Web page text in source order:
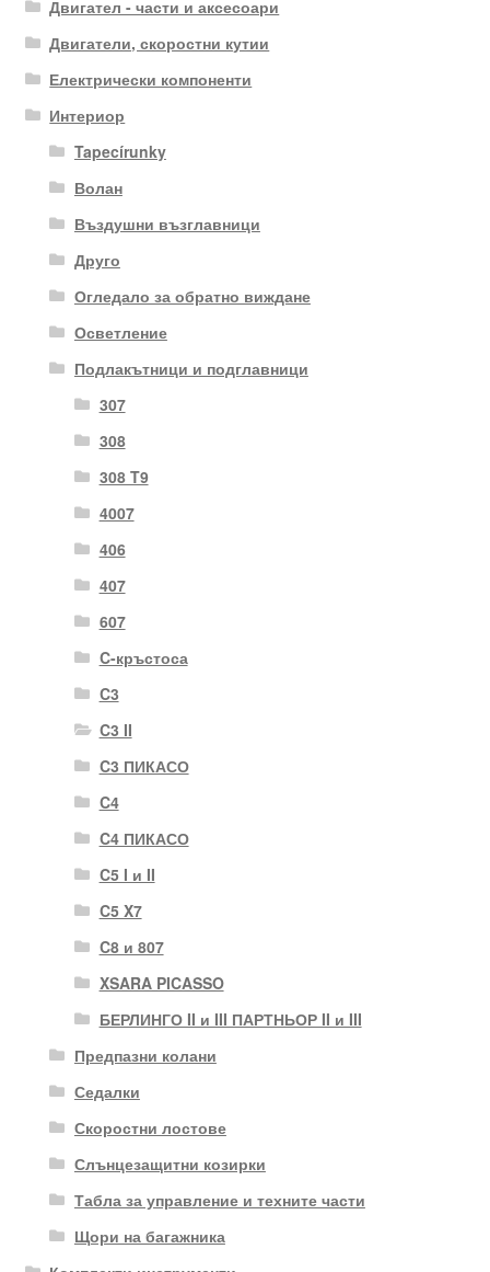
Двигател - части и аксесоари
Двигатели, скоростни кутии
Електрически компоненти
Интериор
Tapecírunky
Волан
Въздушни възглавници
Друго
Огледало за обратно виждане
Осветление
Подлакътници и подглавници
307
308
308 T9
4007
406
407
607
C-кръстоса
C3
C3 II
C3 ПИКАСО
C4
C4 ПИКАСО
C5 I и II
C5 X7
C8 и 807
XSARA PICASSO
БЕРЛИНГО II и III ПАРТНЬОР II и III
Предпазни колани
Седалки
Скоростни лостове
Слънцезащитни козирки
Табла за управление и техните части
Щори на багажника